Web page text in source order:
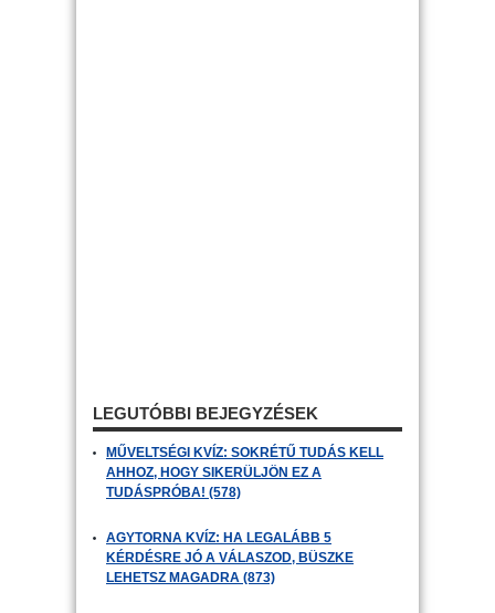
LEGUTÓBBI BEJEGYZÉSEK
MŰVELTSÉGI KVÍZ: SOKRÉTŰ TUDÁS KELL
AHHOZ, HOGY SIKERÜLJÖN EZ A
TUDÁSPRÓBA! (578)
AGYTORNA KVÍZ: HA LEGALÁBB 5
KÉRDÉSRE JÓ A VÁLASZOD, BÜSZKE
LEHETSZ MAGADRA (873)